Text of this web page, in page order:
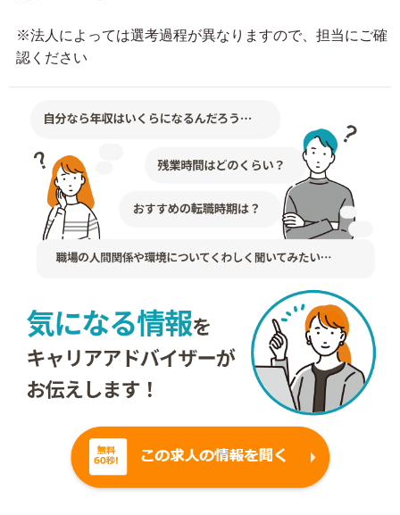
※法人によっては選考過程が異なりますので、担当にご確
認ください